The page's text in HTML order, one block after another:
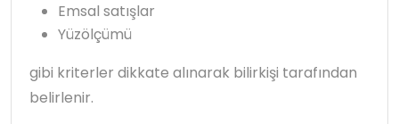
Emsal satışlar
Yüzölçümü
gibi kriterler dikkate alınarak bilirkişi tarafından
belirlenir.